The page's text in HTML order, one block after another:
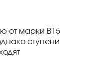
от марки В15
ступени